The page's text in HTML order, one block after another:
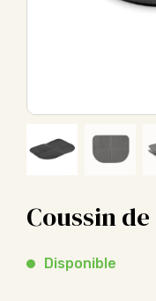
Coussin
Disponible